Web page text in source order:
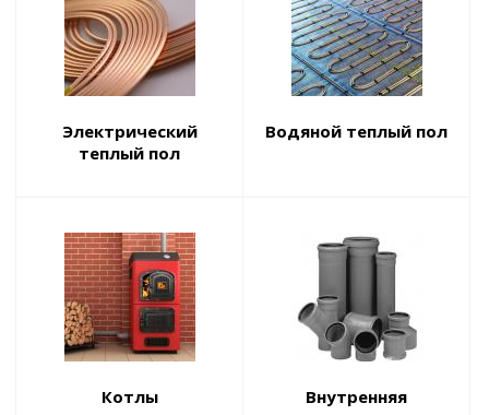
Электрический
теплый пол
Водяной теплый пол
Котлы
Внутренняя